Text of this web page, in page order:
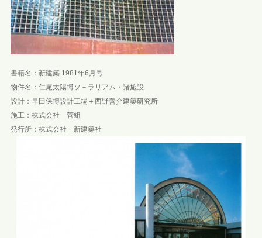
書籍名：新建築 1981年6月号
物件名：仁尾太陽博ソ－ラリアム・諸施設
設計：早田保博設計工場＋西野善介建築研究所
施工：株式会社 菅組
発行所：株式会社 新建築社